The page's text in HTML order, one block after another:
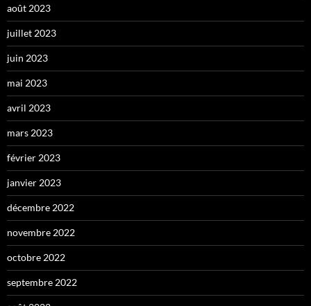
août 2023
juillet 2023
juin 2023
mai 2023
avril 2023
mars 2023
février 2023
janvier 2023
décembre 2022
novembre 2022
octobre 2022
septembre 2022